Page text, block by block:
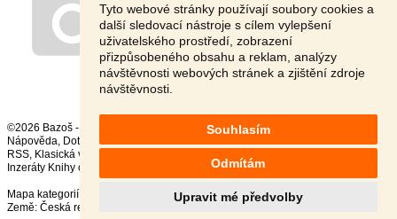
Tyto webové stránky používají soubory cookies a
další sledovací nástroje s cílem vylepšení
uživatelského prostředí, zobrazení
přizpůsobeného obsahu a reklam, analýzy
návštěvnosti webových stránek a zjištění zdroje
návštěvnosti.
Souhlasím
Odmítám
Upravit mé předvolby
©2026 Bazoš -
Nápověda, Dotazy ,
,
RSS,
Inzeráty Knihy celkem:
, za 24 hodin:606
Mapa kategorií
Nejvyhledávanější výrazy
Země: Česká republika Polsko Rakousko